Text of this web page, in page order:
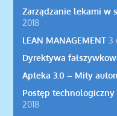
Zarządzanie lekami w
2018
LEAN MANAGEMENT 3
Dyrektywa
Apteka 3.0 – Mity
Postęp
2018